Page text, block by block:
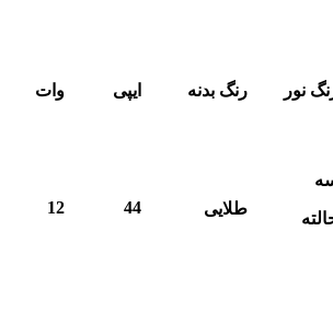
نور رنگ بدنه ایپی وات
طلایی 44
12